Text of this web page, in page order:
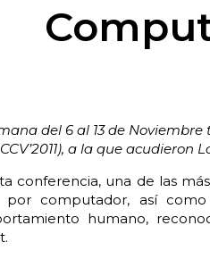
del 6 al 13 de
a la que
conferencia, una de las
por computador, así
humano,